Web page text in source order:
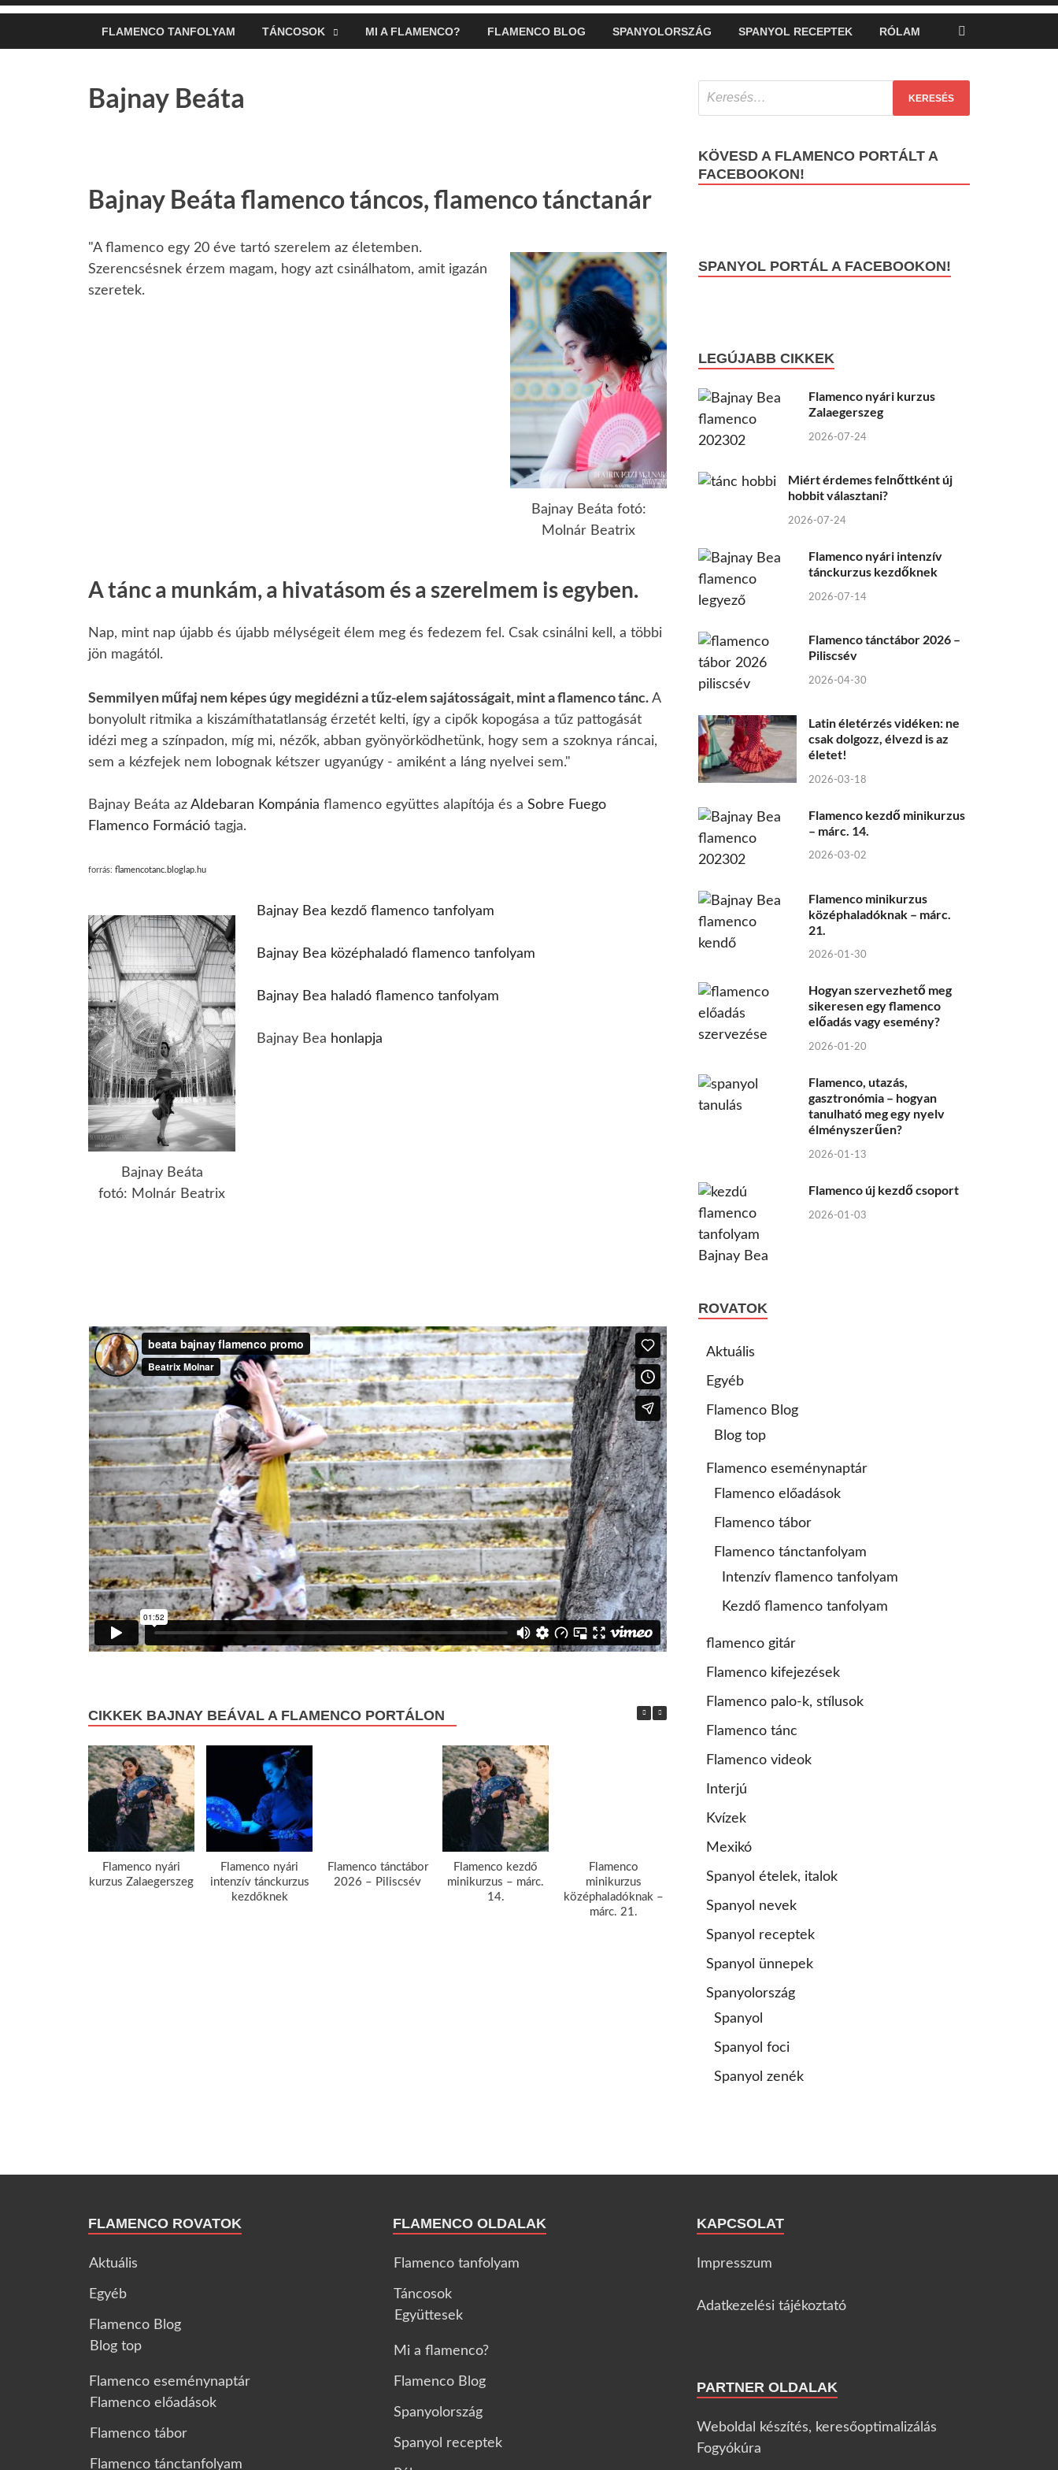
FLAMENCO TANFOLYAM TÁNCOSOK MI A FLAMENCO? FLAMENCO BLOG SPANYOLORSZÁG SPANYOL RECEPTEK RÓLAM
Bajnay Beáta
Bajnay Beáta flamenco táncos, flamenco tánctanár
Bajnay Beáta fotó:
Molnár Beatrix
"A flamenco egy 20 éve tartó szerelem az életemben.
Szerencsésnek érzem magam, hogy azt csinálhatom, amit igazán
szeretek.
A tánc a munkám, a hivatásom és a szerelmem is egyben.
Nap, mint nap újabb és újabb mélységeit élem meg és fedezem fel. Csak csinálni kell, a többi
jön magától.
Semmilyen műfaj nem képes úgy megidézni a tűz-elem sajátosságait, mint a flamenco tánc. A
bonyolult ritmika a kiszámíthatatlanság érzetét kelti, így a cipők kopogása a tűz pattogását
idézi meg a színpadon, míg mi, nézők, abban gyönyörködhetünk, hogy sem a szoknya ráncai,
sem a kézfejek nem lobognak kétszer ugyanúgy - amiként a láng nyelvei sem."
Bajnay Beáta az Aldebaran Kompánia flamenco együttes alapítója és a Sobre Fuego
Flamenco Formáció tagja.
forrás: flamencotanc.bloglap.hu
Bajnay Beáta
fotó: Molnár Beatrix
Bajnay Bea kezdő flamenco tanfolyam
Bajnay Bea középhaladó flamenco tanfolyam
Bajnay Bea haladó flamenco tanfolyam
Bajnay Bea honlapja
CIKKEK BAJNAY BEÁVAL A FLAMENCO PORTÁLON
Flamenco nyári
kurzus Zalaegerszeg
Flamenco nyári
intenzív tánckurzus
kezdőknek
Flamenco tánctábor
2026 – Piliscsév
Flamenco kezdő
minikurzus – márc.
14.
Flamenco
minikurzus
középhaladóknak –
márc. 21.
csoport
KÖVESD A FLAMENCO PORTÁLT A
FACEBOOKON!
SPANYOL PORTÁL A FACEBOOKON!
LEGÚJABB CIKKEK
Flamenco nyári kurzus
Zalaegerszeg
2026-07-24
Miért érdemes felnőttként új
hobbit választani?
2026-07-24
Flamenco nyári intenzív
tánckurzus kezdőknek
2026-07-14
Flamenco tánctábor 2026 –
Piliscsév
2026-04-30
Latin életérzés vidéken: ne
csak dolgozz, élvezd is az
életet!
2026-03-18
Flamenco kezdő minikurzus
– márc. 14.
2026-03-02
Flamenco minikurzus
középhaladóknak – márc.
21.
2026-01-30
Hogyan szervezhető meg
sikeresen egy flamenco
előadás vagy esemény?
2026-01-20
Flamenco, utazás,
gasztronómia – hogyan
tanulható meg egy nyelv
élményszerűen?
2026-01-13
Flamenco új kezdő csoport
2026-01-03
ROVATOK
Aktuális
Egyéb
Flamenco Blog
Blog top
Flamenco eseménynaptár
Flamenco előadások
Flamenco tábor
Flamenco tánctanfolyam
Intenzív flamenco tanfolyam
Kezdő flamenco tanfolyam
flamenco gitár
Flamenco kifejezések
Flamenco palo-k, stílusok
Flamenco tánc
Flamenco videok
Interjú
Kvízek
Mexikó
Spanyol ételek, italok
Spanyol nevek
Spanyol receptek
Spanyol ünnepek
Spanyolország
Spanyol
Spanyol foci
Spanyol zenék
FLAMENCO ROVATOK
Aktuális
Egyéb
Flamenco Blog
Blog top
Flamenco eseménynaptár
Flamenco előadások
Flamenco tábor
Flamenco tánctanfolyam
FLAMENCO OLDALAK
Flamenco tanfolyam
Táncosok
Együttesek
Mi a flamenco?
Flamenco Blog
Spanyolország
Spanyol receptek
KAPCSOLAT
Impresszum
Adatkezelési tájékoztató
PARTNER OLDALAK
Weboldal készítés, keresőoptimalizálás
Fogyókúra